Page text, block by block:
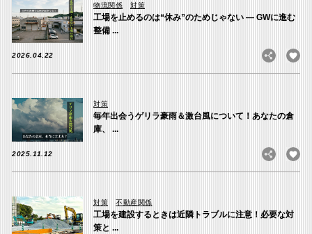
物流関係 対策
工場を止めるのは“休み”のためじゃない ― GWに進む
整備 ...
2026.04.22
対策
毎年出会うゲリラ豪雨＆激台風について！あなたの倉
庫、 ...
2025.11.12
対策 不動産関係
工場を建設するときは近隣トラブルに注意！必要な対
策と ...